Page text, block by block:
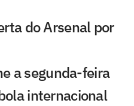
do Arsenal por
a segunda-feira
internacional